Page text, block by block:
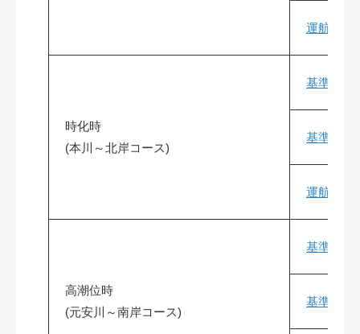
運航基準
時化時
(本川～北岸コース)
基準航路
基準航路
運航基準
高潮位時
(元安川～南岸コース)
基準航路
基準航路